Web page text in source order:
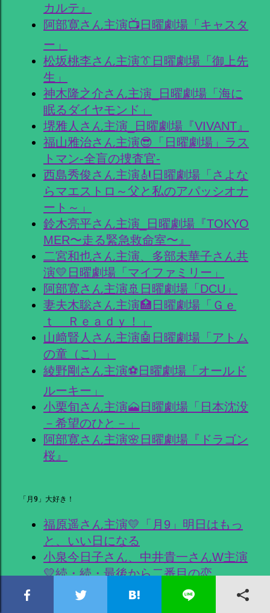
カルテ』
阿部寛さん主演📺日曜劇場「キャスタ
ー」
松坂桃李さん主演👔日曜劇場「御上先
生」
神木隆之介さん主演_日曜劇場「海に
眠るダイヤモンド」
堺雅人さん主演_日曜劇場『VIVANT』
福山雅治さん主演😎「日曜劇場」ラス
トマン-全盲の捜査官-
西島秀俊さん主演🎻日曜劇場「さよな
らマエストロ～父と私のアパッシオナ
ート～」
鈴木亮平さん主演_日曜劇場『TOKYO
MER〜走る緊急救命室〜』
二宮和也さん主演、多部未華子さん共
演💛日曜劇場「マイファミリー」
阿部寛さん主演🚢日曜劇場「DCU」
妻夫木聡さん主演🏥日曜劇場「Ｇｅ
ｔ Ｒｅａｄｙ！」
山﨑賢人さん主演🤖日曜劇場「アトム
の童（こ）」
綾野剛さん主演⚽日曜劇場「オールド
ルーキー」
小栗旬さん主演🗻日曜劇場「日本沈没
－希望のひと－」
阿部寛さん主演🌸日曜劇場『ドラゴン
桜』
「月9」大好き！
福原遥さん主演💛「月9」明日はもっ
と、いい日になる
小泉今日子さん、中井貴一さんW主演
💛続・続・最後から二番目の恋
清野菜名さん主演📞「月9」１１９エ